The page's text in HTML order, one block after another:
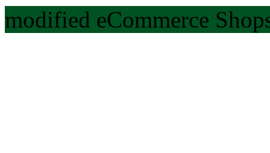
modified eCommerce